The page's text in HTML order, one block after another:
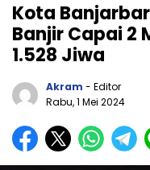
Kota
Banjir Capai 2
1.528 Jiwa
Akram - Editor
Rabu, 1 Mei 2024